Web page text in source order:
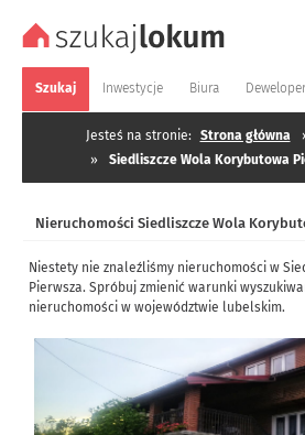
Szukaj Inwestycje Biura
Jesteś na stronie: Strona główna
»
Siedliszcze Wola Korybutowa
Nieruchomości Siedliszcze Wola
Niestety nie znaleźliśmy nieruchomości w
Pierwsza. Spróbuj zmienić warunki
nieruchomości w województwie lubelskim.